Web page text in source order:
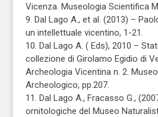
Vicenza. Museologia Scientifica
9. Dal Lago A., et al. (2013) –
un intellettuale vicentino, 1-21.
10. Dal Lago A. ( Eds), 2010 –
collezione di Girolamo Egidio di
Archeologia Vicentina n. 2.
Archeologico, pp.207.
11. Dal Lago A., Fracasso G.,
ornitologiche del Museo